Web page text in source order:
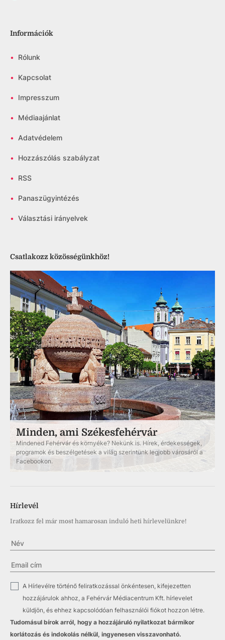
Információk
• Rólunk
• Kapcsolat
• Impresszum
• Médiaajánlat
• Adatvédelem
• Hozzászólás szabályzat
• RSS
• Panaszügyintézés
• Választási irányelvek
Csatlakozz közösségünkhöz!
Minden, ami Székesfehérvár
Mindened Fehérvár és környéke? Nekünk is. Hírek, érdekességek,
programok és beszélgetések a világ szerintünk legjobb városáról a
Facebookon.
Hírlevél
Iratkozz fel már most hamarosan induló heti hírlevelünkre!
✓
A Hírlevélre történő feliratkozással önkéntesen, kifejezetten
hozzájárulok ahhoz, a Fehérvár Médiacentrum Kft. hírlevelet
küldjön, és ehhez kapcsolódóan felhasználói fiókot hozzon létre.
Tudomásul bírok arról, hogy a hozzájáruló nyilatkozat bármikor
korlátozás és indokolás nélkül, ingyenesen visszavonható.